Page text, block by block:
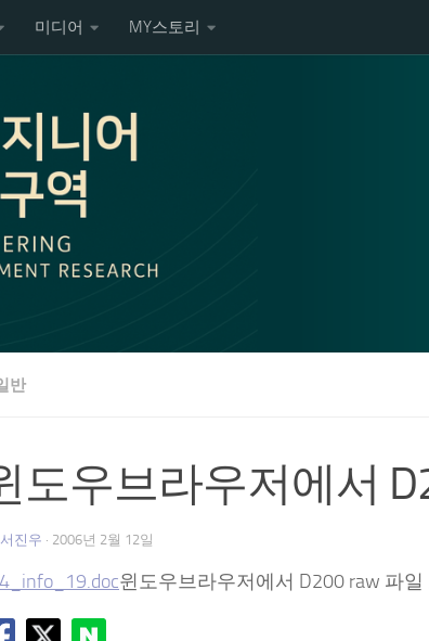
미디어 MY스토리
반
도우브라우저에서
서진우 · 2006년 2월 12일
윈도우브라우저에서 D200 raw 파일